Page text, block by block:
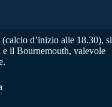
d’inizio alle 18.30), si
e il Bournemouth, valevole